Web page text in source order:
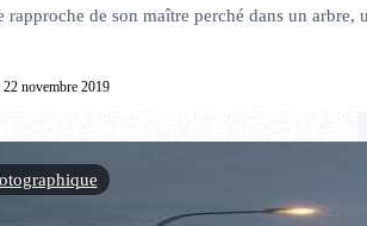
rapproche de son maître perché dans un
novembre 2019